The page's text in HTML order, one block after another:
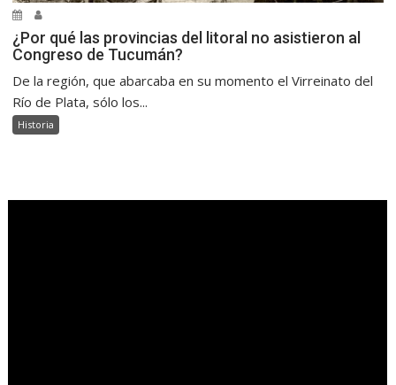
¿Por qué las provincias del litoral no asistieron al
Congreso de Tucumán?
De la región, que abarcaba en su momento el Virreinato del
Río de Plata, sólo los...
Historia